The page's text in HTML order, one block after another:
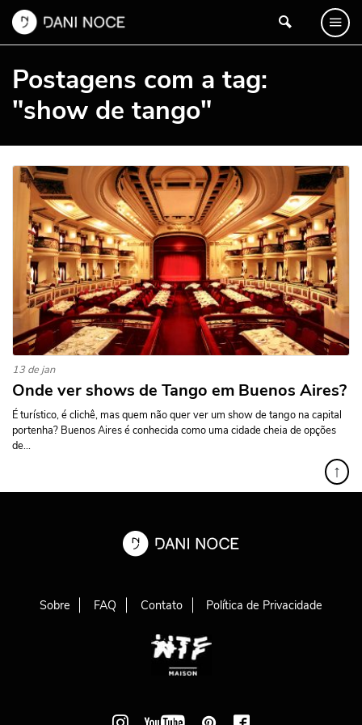
Postagens com a tag:
"show de tango"
13 de jan
Onde ver shows de Tango em Buenos Aires?
É turístico, é clichê, mas quem não quer ver um show de tango na capital
portenha? Buenos Aires é conhecida como uma cidade cheia de opções
de...
↑
Sobre FAQ Contato Política de Privacidade